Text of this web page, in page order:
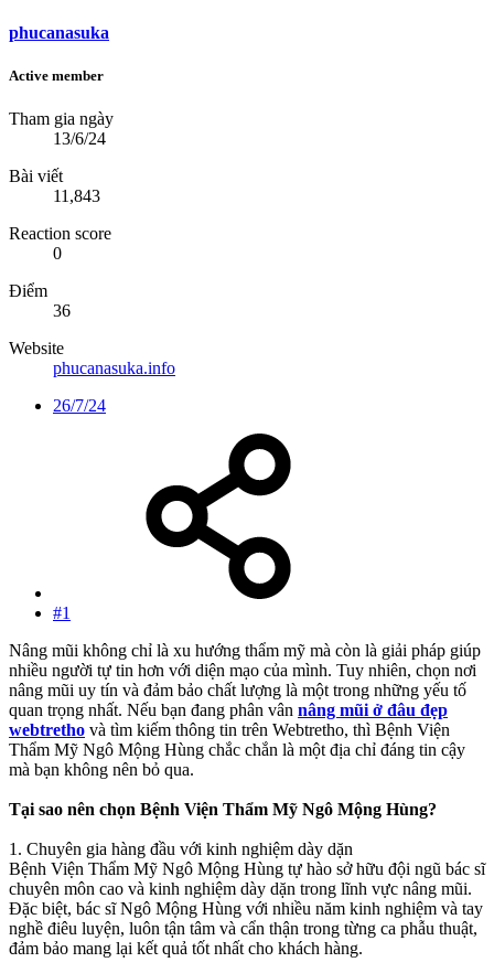
phucanasuka
Active member
Tham gia ngày
13/6/24
Bài viết
11,843
Reaction score
0
Điểm
36
Website
phucanasuka.info
26/7/24
#1
Nâng mũi không chỉ là xu hướng thẩm mỹ mà còn là giải pháp giúp
nhiều người tự tin hơn với diện mạo của mình. Tuy nhiên, chọn nơi
nâng mũi uy tín và đảm bảo chất lượng là một trong những yếu tố
quan trọng nhất. Nếu bạn đang phân vân nâng mũi ở đâu đẹp
webtretho và tìm kiếm thông tin trên Webtretho, thì Bệnh Viện
Thẩm Mỹ Ngô Mộng Hùng chắc chắn là một địa chỉ đáng tin cậy
mà bạn không nên bỏ qua.
Tại sao nên chọn Bệnh Viện Thẩm Mỹ Ngô Mộng Hùng?
1. Chuyên gia hàng đầu với kinh nghiệm dày dặn
Bệnh Viện Thẩm Mỹ Ngô Mộng Hùng tự hào sở hữu đội ngũ bác sĩ
chuyên môn cao và kinh nghiệm dày dặn trong lĩnh vực nâng mũi.
Đặc biệt, bác sĩ Ngô Mộng Hùng với nhiều năm kinh nghiệm và tay
nghề điêu luyện, luôn tận tâm và cẩn thận trong từng ca phẫu thuật,
đảm bảo mang lại kết quả tốt nhất cho khách hàng.